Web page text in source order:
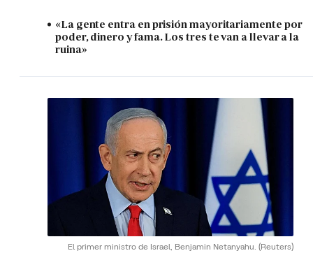
«La gente entra en prisión mayoritariamente por
poder, dinero y fama. Los tres te van a llevar a la
ruina»
El primer ministro de Israel, Benjamin Netanyahu. (Reuters)